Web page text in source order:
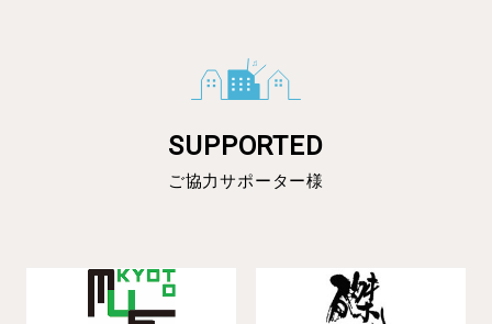
SUPPORTED
ご協力サポーター様